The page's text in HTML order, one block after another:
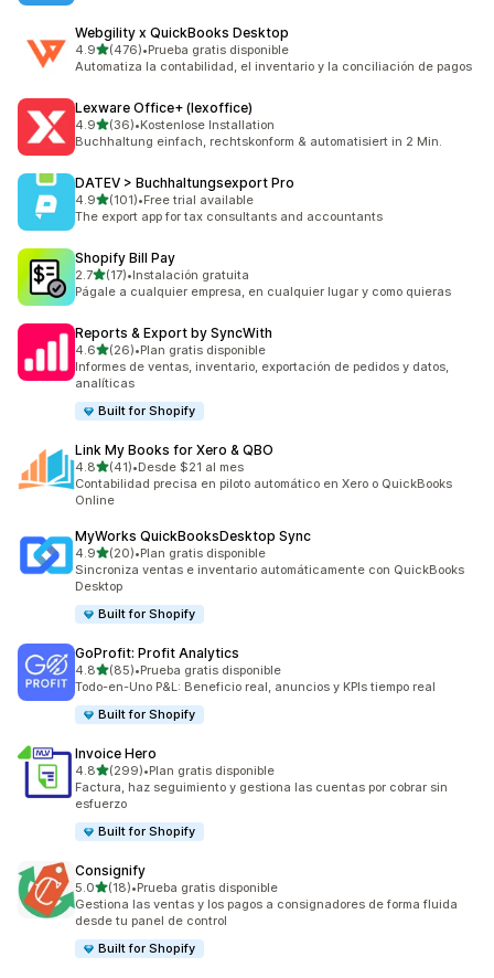
Webgility x QuickBooks Desktop
4.9de 5 estrellas
(476)
476 reseñas en total
•Prueba gratis disponible
Automatiza la contabilidad, el inventario y la conciliación de pagos
Lexware Office+ (lexoffice)
4.9de 5 estrellas
(36)
36 reseñas en total
•Kostenlose Installation
Buchhaltung einfach, rechtskonform & automatisiert in 2 Min.
DATEV > Buchhaltungsexport Pro
4.9de 5 estrellas
(101)
101 reseñas en total
•Free trial available
The export app for tax consultants and accountants
Shopify Bill Pay
2.7de 5 estrellas
(17)
17 reseñas en total
•Instalación gratuita
Págale a cualquier empresa, en cualquier lugar y como quieras
Reports & Export by SyncWith
4.6de 5 estrellas
(26)
26 reseñas en total
•Plan gratis disponible
Informes de ventas, inventario, exportación de pedidos y datos,
analíticas
Built for Shopify
Link My Books for Xero & QBO
4.8de 5 estrellas
(41)
41 reseñas en total
•Desde $21 al mes
Contabilidad precisa en piloto automático en Xero o QuickBooks
Online
MyWorks QuickBooksDesktop Sync
4.9de 5 estrellas
(20)
20 reseñas en total
•Plan gratis disponible
Sincroniza ventas e inventario automáticamente con QuickBooks
Desktop
Built for Shopify
GoProfit: Profit Analytics
4.8de 5 estrellas
(85)
85 reseñas en total
•Prueba gratis disponible
Todo-en-Uno P&L: Beneficio real, anuncios y KPIs tiempo real
Built for Shopify
Invoice Hero
4.8de 5 estrellas
(299)
299 reseñas en total
•Plan gratis disponible
Factura, haz seguimiento y gestiona las cuentas por cobrar sin
esfuerzo
Built for Shopify
Consignify
5.0de 5 estrellas
(18)
18 reseñas en total
•Prueba gratis disponible
Gestiona las ventas y los pagos a consignadores de forma fluida
desde tu panel de control
Built for Shopify